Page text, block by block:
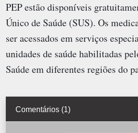
PEP estão disponíveis
Único de Saúde (SUS). Os
ser acessados em serviços
unidades de saúde habilitadas
Saúde em diferentes regiões do
Comentários (1)